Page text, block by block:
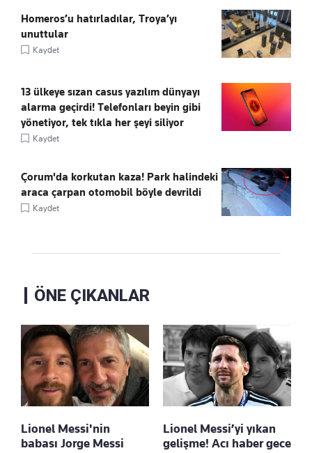
Homeros’u hatırladılar, Troya’yı
unuttular
Kaydet
13 ülkeye sızan casus yazılım dünyayı
alarma geçirdi! Telefonları beyin gibi
yönetiyor, tek tıkla her şeyi siliyor
Kaydet
Çorum'da korkutan kaza! Park halindeki
araca çarpan otomobil böyle devrildi
Kaydet
ÖNE ÇIKANLAR
Lionel Messi'nin
babası Jorge Messi
Lionel Messi’yi yıkan
gelişme! Acı haber gece